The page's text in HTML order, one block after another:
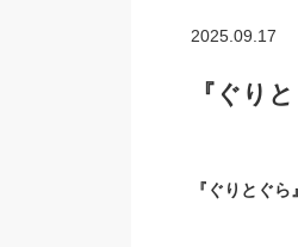
2025.09.17
『ぐり
『ぐりとぐ